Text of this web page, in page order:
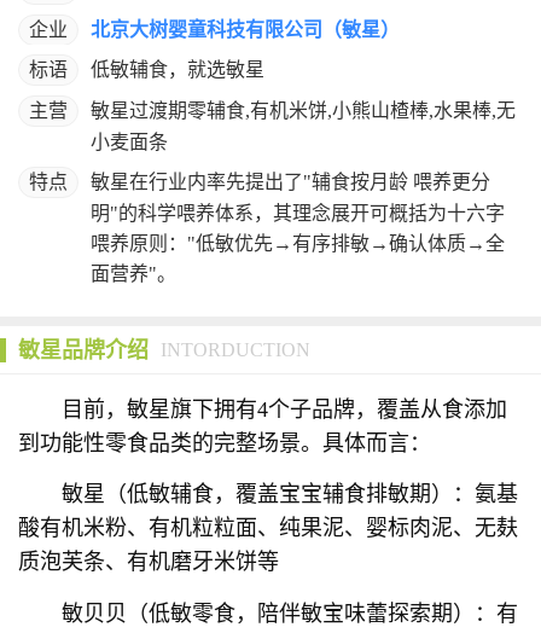
企业
北京大树婴童科技有限公司（敏星）
标语
低敏辅食，就选敏星
主营
敏星过渡期零辅食,有机米饼,小熊山楂棒,水果棒,无
小麦面条
特点
敏星在行业内率先提出了"辅食按月龄 喂养更分
明"的科学喂养体系，其理念展开可概括为十六字
喂养原则："低敏优先→有序排敏→确认体质→全
面营养"。
敏星品牌介绍 INTORDUCTION
目前，敏星旗下拥有4个子品牌，覆盖从食添加
到功能性零食品类的完整场景。具体而言：
敏星（低敏辅食，覆盖宝宝辅食排敏期）：氨基
酸有机米粉、有机粒粒面、纯果泥、婴标肉泥、无麸
质泡芙条、有机磨牙米饼等
敏贝贝（低敏零食，陪伴敏宝味蕾探索期）：有